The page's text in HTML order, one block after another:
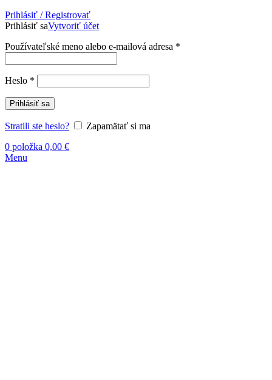
Prihlásiť / Registrovať
Prihlásiť saVytvoriť účet
Používateľské meno alebo e-mailová adresa *
Heslo *
Prihlásiť sa
Stratili ste heslo?
Zapamätať si ma
0 položka 0,00 €
Menu